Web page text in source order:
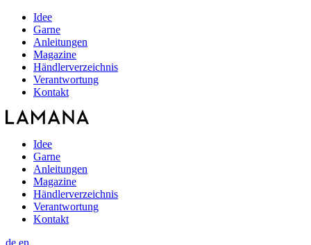
Idee
Garne
Anleitungen
Magazine
Händlerverzeichnis
Verantwortung
Kontakt
Idee
Garne
Anleitungen
Magazine
Händlerverzeichnis
Verantwortung
Kontakt
de en